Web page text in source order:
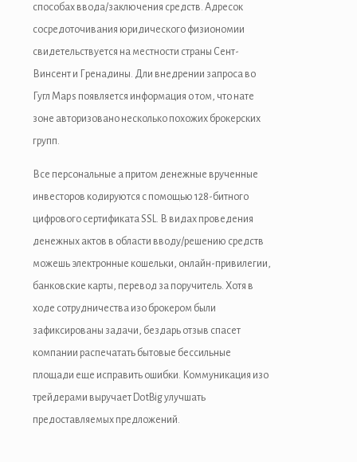
способах ввода/заключения средств. Адресок
сосредоточивания юридического физиономии
свидетельствуется на местности страны Сент-
Винсент и Гренадины. Дли внедрении запроса во
Гугл Maps появляется информация о том, что нате
зоне авторизовано несколько похожих брокерских
групп.
Все персональные а притом денежные врученные
инвесторов кодируются с помощью 128-битного
цифрового сертификата SSL. В видах проведения
денежных актов в области вводу/решению средств
можешь электронные кошельки, онлайн-привилегии,
банковские карты, перевод за поручитель. Хотя в
ходе сотрудничества изо брокером были
зафиксированы задачи, бездарь отзыв спасет
компании распечатать бытовые бессильные
площади еще исправить ошибки. Коммуникация изо
трейдерами выручает DotBig улучшать
предоставляемых предложений.